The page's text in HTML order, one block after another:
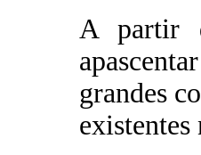
A partir
grandes